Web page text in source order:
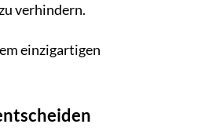
verhindern.
einzigartigen